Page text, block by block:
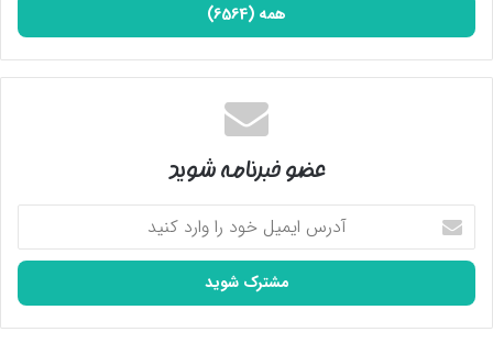
همه (6564)
عضو خبرنامه شوید
آدرس
ایمیل
خود
وارد
کنید